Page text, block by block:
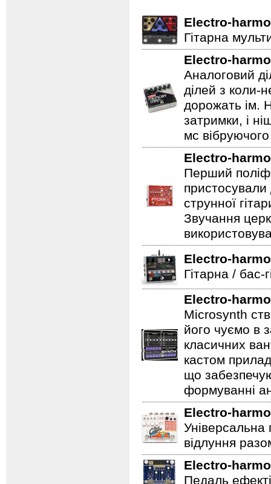
Electro-
Гітарна
Electro-
Аналоговий
ділей з коли-
дорожать ім.
затримки, і
мс
Electro-
Перший
пристосували
струнної
Звучання
Electro-
Гітарна / бас-
Electro-
Microsynth
його чуємо в
класичних
кастом
що
формуванні
Electro-
Універсальна
відлуння
Electro-
Педаль